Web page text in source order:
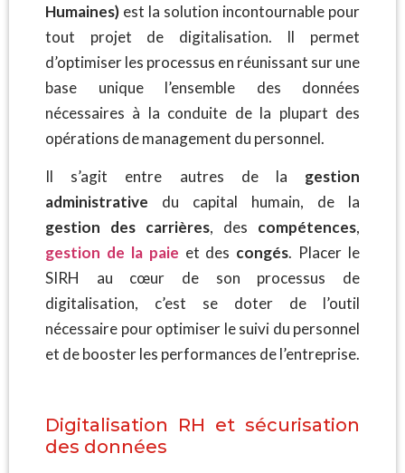
Humaines) est la solution incontournable pour
tout projet de digitalisation. Il permet
d’optimiser les processus en réunissant sur une
base unique l’ensemble des données
nécessaires à la conduite de la plupart des
opérations de management du personnel.
Il s’agit entre autres de la gestion
administrative du capital humain, de la
gestion des carrières, des compétences,
gestion de la paie et des congés. Placer le
SIRH au cœur de son processus de
digitalisation, c’est se doter de l’outil
nécessaire pour optimiser le suivi du personnel
et de booster les performances de l’entreprise.
Digitalisation RH et sécurisation
des données